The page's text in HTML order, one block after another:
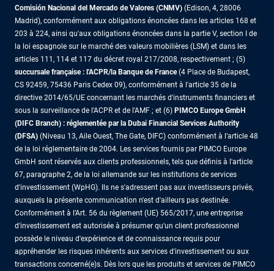
Comisión Nacional del Mercado de Valores (CNMV) (Edison, 4, 28006
Madrid), conformément aux obligations énoncées dans les articles 168 et
203 à 224, ainsi qu'aux obligations énoncées dans la partie V, section I de
la loi espagnole sur le marché des valeurs mobilières (LSM) et dans les
articles 111, 114 et 117 du décret royal 217/2008, respectivement ; (5)
succursale française : l'ACPR/la Banque de France(4 Place de Budapest,
CS 92459, 75436 Paris Cedex 09), conformément à l'article 35 de la
directive 2014/65/UE concernant les marchés d'instruments financiers et
sous la surveillance de l'ACPR et de l'AMF ; et (6) PIMCO Europe GmbH
(DIFC Branch) : réglementée par la Dubai Financial Services Authority
(DFSA) (Niveau 13, Aile Ouest, The Gate, DIFC) conformément à l’article 48
de la loi réglementaire de 2004. Les services fournis par PIMCO Europe
GmbH sont réservés aux clients professionnels, tels que définis à l'article
67, paragraphe 2, de la loi allemande sur les institutions de services
d'investissement (WpHG). Ils ne s'adressent pas aux investisseurs privés,
auxquels la présente communication n'est d'ailleurs pas destinée.
Conformément à l’Art. 56 du règlement (UE) 565/2017, une entreprise
d'investissement est autorisée à présumer qu'un client professionnel
possède le niveau d'expérience et de connaissance requis pour
appréhender les risques inhérents aux services d'investissement ou aux
transactions concerné(e)s. Dès lors que les produits et services de PIMCO